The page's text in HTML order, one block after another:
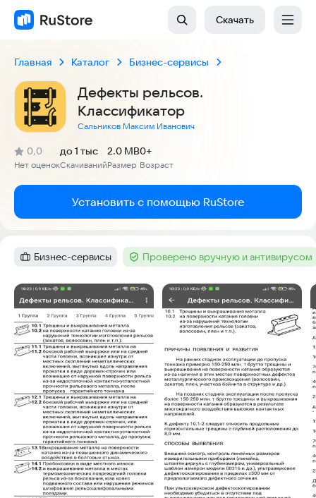
Скачать
Главная Каталог Бизнес-сервисы
Дефекты рельсов.
Классификатор
Сальников Максим Иванович
Рейтинг:
0,0
(
Нет оценок
)
Скачиваний
до 1 тыс
Размер
2.0 MB
Возраст
0+
Установить с помощью RuStore
Категория :
Бизнес-сервисы Тег :Проверено вручную и антивирусом
Скриншоты